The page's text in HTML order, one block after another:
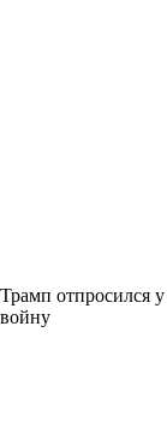
Трамп отпросился
войну